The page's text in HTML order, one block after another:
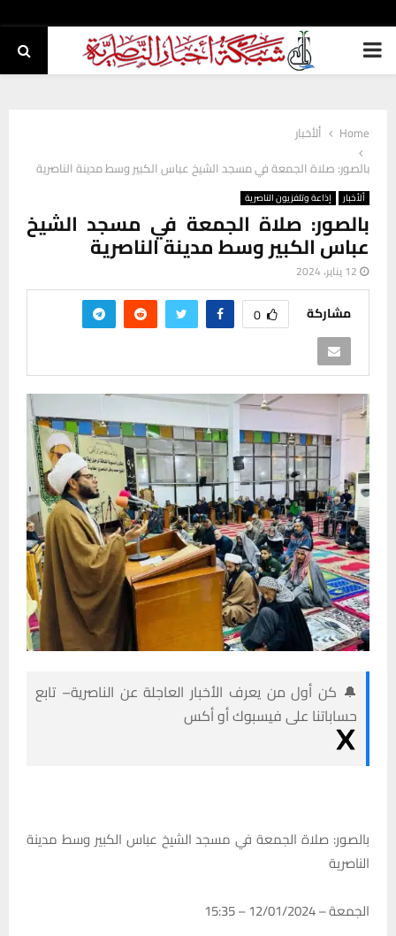
PRIMARY
Home
ألأخبار
بالصور: صلاة الجمعة في مسجد الشيخ عباس الكبير وسط مدينة الناصرية
ألأخبار إذاعة وتلفزيون الناصرية
بالصور: صلاة الجمعة في مسجد الشيخ
عباس الكبير وسط مدينة الناصرية
12 يناير، 2024
مشاركة 0
🔔 كن أول من يعرف الأخبار العاجلة عن الناصرية– تابع
حساباتنا على فيسبوك أو أكس
بالصور: صلاة الجمعة في مسجد الشيخ عباس الكبير وسط مدينة
الناصرية
الجمعة – 12/01/2024 – 15:35